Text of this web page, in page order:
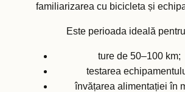
familiarizarea cu bicicleta și
Este perioada ideală
ture de 50–100 km;
testarea
învățarea alimentației în